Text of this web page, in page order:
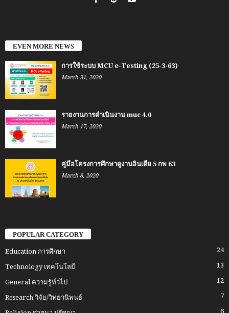
EVEN MORE NEWS
การใช้ระบบ MCU e-Testing (25-3-63)
March 31, 2020
รายงานการดำเนินงาน muc 4.0
March 17, 2020
คู่มือโครงการศึกษาดูงานอินเดีย 5 กพ 63
March 8, 2020
POPULAR CATEGORY
Education การศึกษา 24
Technology เทคโนโลยี 13
General ความรู้ทั่วไป 12
Research วิจัย/วิทยานิพนธ์ 7
6